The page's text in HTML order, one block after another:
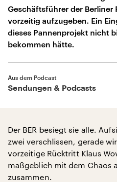
Geschäftsführer der Berliner
vorzeitig aufzugeben. Ein
dieses Pannenprojekt nicht
bekommen hätte.
Aus dem Podcast
Sendungen & Podcasts
Der BER besiegt sie alle.
zwei verschlissen, gerade
vorzeitige Rücktritt Klaus
maßgeblich mit dem Chaos
zusammen.